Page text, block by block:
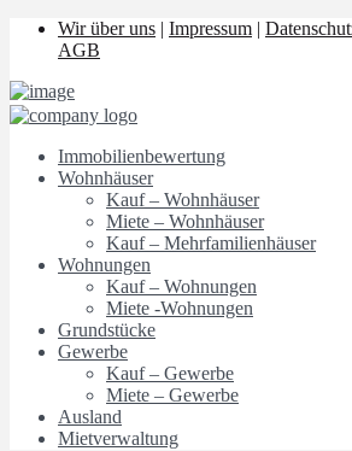
Wir über uns | Impressum |
AGB
Immobilienbewertung
Wohnhäuser
Kauf – Wohnhäuser
Miete – Wohnhäuser
Kauf – Mehrfamilienhäuser
Wohnungen
Kauf – Wohnungen
Miete -Wohnungen
Grundstücke
Gewerbe
Kauf – Gewerbe
Miete – Gewerbe
Ausland
Mietverwaltung